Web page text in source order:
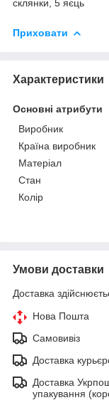
склянки, 5 яєць
Приховати
Характеристики
Основні атрибути
Виробник
Країна виробник
Матеріал
Стан
Колір
Умови доставки
Доставка
Нова Пошта
Самовивіз
Доставка
Доставка
упакування